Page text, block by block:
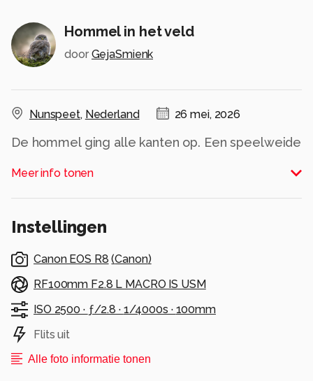
Hommel in het veld
door GejaSmienk
Nunspeet, Nederland 26 mei, 2026
De hommel ging alle kanten op. Een speelweide
Meer info tonen
Instellingen
Canon EOS R8 (Canon)
RF100mm F2.8 L MACRO IS USM
ISO 2500 · ƒ/2.8 · 1/4000s · 100mm
Flits uit
Alle foto informatie tonen